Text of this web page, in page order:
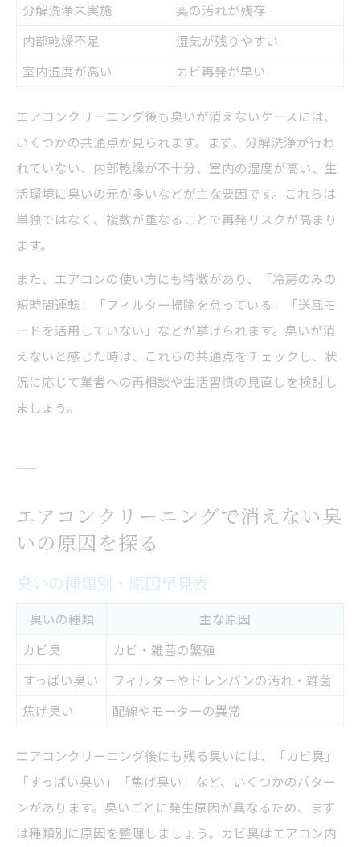
分解洗浄未実施
奥の汚れが残存
内部乾燥不足
湿気が残りやすい
室内湿度が高い
カビ再発が早い
エアコンクリーニング後も臭いが消えないケースには、
いくつかの共通点が見られます。まず、分解洗浄が行わ
れていない、内部乾燥が不十分、室内の湿度が高い、生
活環境に臭いの元が多いなどが主な要因です。これらは
単独ではなく、複数が重なることで再発リスクが高まり
ます。
また、エアコンの使い方にも特徴があり、「冷房のみの
短時間運転」「フィルター掃除を怠っている」「送風モ
ードを活用していない」などが挙げられます。臭いが消
えないと感じた時は、これらの共通点をチェックし、状
況に応じて業者への再相談や生活習慣の見直しを検討し
ましょう。
エアコンクリーニングで消えない臭
いの原因を探る
臭いの種類別・原因早見表
臭いの種類
主な原因
カビ臭
カビ・雑菌の繁殖
すっぱい臭い
フィルターやドレンパンの汚れ・雑菌
焦げ臭い
配線やモーターの異常
エアコンクリーニング後にも残る臭いには、「カビ臭」
「すっぱい臭い」「焦げ臭い」など、いくつかのパター
ンがあります。臭いごとに発生原因が異なるため、まず
は種類別に原因を整理しましょう。カビ臭はエアコン内